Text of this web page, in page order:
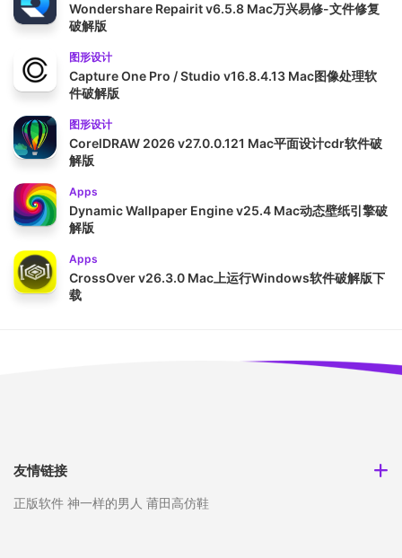
Wondershare Repairit v6.5.8 Mac万兴易修-文件修复
破解版
图形设计
Capture One Pro / Studio v16.8.4.13 Mac图像处理软
件破解版
图形设计
CorelDRAW 2026 v27.0.0.121 Mac平面设计cdr软件破
解版
Apps
Dynamic Wallpaper Engine v25.4 Mac动态壁纸引擎破
解版
Apps
CrossOver v26.3.0 Mac上运行Windows软件破解版下
载
友情链接
正版软件 神一样的男人 莆田高仿鞋